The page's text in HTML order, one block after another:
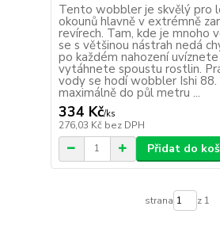
Tento wobbler je skvělý pro
okounů hlavně v extrémně
revírech. Tam, kde je mnoho
se s většinou nástrah nedá
po každém nahození
vytáhnete spoustu rostlin.
vody se hodí wobbler Ishi
maximálně do půl metru ...
334 Kč/ks
276,03 Kč bez DPH
Přidat do
strana z 1